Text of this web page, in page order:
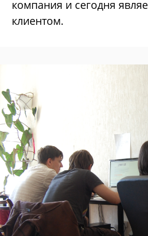
компания и сегодня
клиентом.